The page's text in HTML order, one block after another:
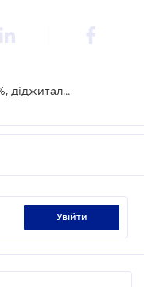
Повідомив про хабар - отримай 10%, діджиталізация будівництва та очищення ринку від контрафакту: що сьогодні розглянуть в Раді
увійти